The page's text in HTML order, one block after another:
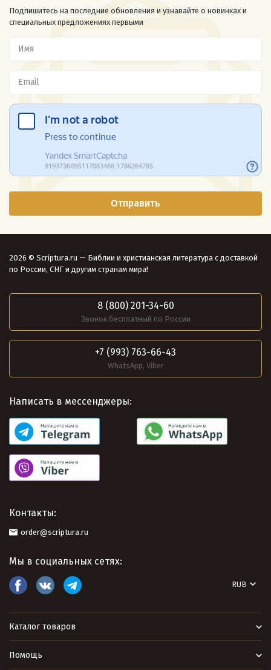
Подпишитесь на последние обновления и узнавайте о новинках и
специальных предложениях первыми
2026 © Scriptura.ru — Библии и христианская литература с доставкой
по России, СНГ и другим странам мира!
8 (800) 201-34-60
Звонок бесплатный по России
+7 (993) 763-66-43
WhatsApp, Viber
Написать в мессенджеры:
Контакты:
order@scriptura.ru
Мы в социальных сетях:
RUB
Каталог товаров
Помощь